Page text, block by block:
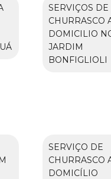
SERVIÇOS DE
CHURRASCO
DOMICILIO
JARDIM
BONFIGLIOLI
SERVIÇO DE
CHURRASCO
DOMICÍLIO